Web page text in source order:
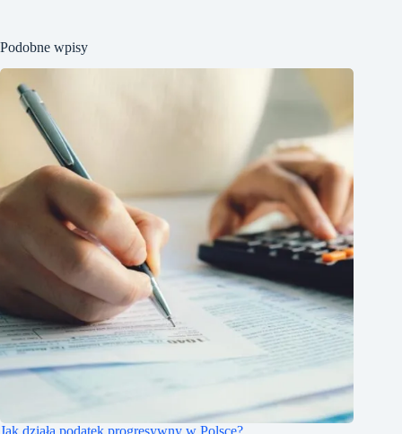
Podobne wpisy
Jak działa podatek progresywny w Polsce?